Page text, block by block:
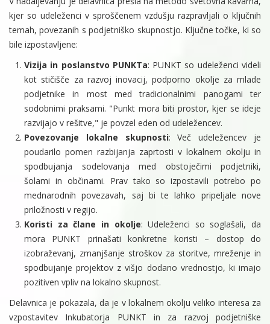
kjer so udeleženci v sproščenem vzdušju razpravljali o ključnih
temah, povezanih s podjetniško skupnostjo. Ključne točke, ki so
bile izpostavljene:
Vizija in poslanstvo PUNKTa: PUNKT so udeleženci videli
kot stičišče za razvoj inovacij, podporno okolje za mlade
podjetnike in most med tradicionalnimi panogami ter
sodobnimi praksami. "Punkt mora biti prostor, kjer se ideje
razvijajo v rešitve," je povzel eden od udeležencev.
Povezovanje lokalne skupnosti: Več udeležencev je
poudarilo pomen razbijanja zaprtosti v lokalnem okolju in
spodbujanja sodelovanja med obstoječimi podjetniki,
šolami in občinami. Prav tako so izpostavili potrebo po
mednarodnih povezavah, saj bi te lahko pripeljale nove
priložnosti v regijo.
Koristi za člane in okolje: Udeleženci so soglašali, da
mora PUNKT prinašati konkretne koristi – dostop do
izobraževanj, zmanjšanje stroškov za storitve, mreženje in
spodbujanje projektov z višjo dodano vrednostjo, ki imajo
pozitiven vpliv na lokalno skupnost.
Delavnica je pokazala, da je v lokalnem okolju veliko interesa za
vzpostavitev Inkubatorja PUNKT in za razvoj podjetniške